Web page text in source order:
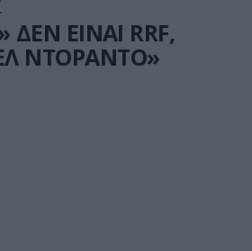
ΔΕΝ ΕΙΝΑΙ RRF,
ΝΤΟΡΑΝΤΟ»